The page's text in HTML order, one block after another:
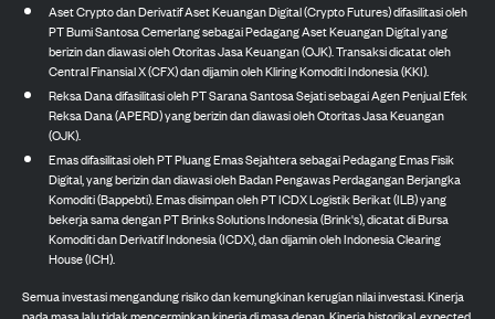
Aset Crypto dan Derivatif Aset Keuangan Digital (Crypto Futures) difasilitasi oleh
PT Bumi Santosa Cemerlang sebagai Pedagang Aset Keuangan Digital yang
berizin dan diawasi oleh Otoritas Jasa Keuangan (OJK). Transaksi dicatat oleh
Central Finansial X (CFX) dan dijamin oleh Kliring Komoditi Indonesia (KKI).
Reksa Dana difasilitasi oleh PT Sarana Santosa Sejati sebagai Agen Penjual Efek
Reksa Dana (APERD) yang berizin dan diawasi oleh Otoritas Jasa Keuangan
(OJK).
Emas difasilitasi oleh PT Pluang Emas Sejahtera sebagai Pedagang Emas Fisik
Digital, yang berizin dan diawasi oleh Badan Pengawas Perdagangan Berjangka
Komoditi (Bappebti). Emas disimpan oleh PT ICDX Logistik Berikat (ILB) yang
bekerja sama dengan PT Brinks Solutions Indonesia (Brink's), dicatat di Bursa
Komoditi dan Derivatif Indonesia (ICDX), dan dijamin oleh Indonesia Clearing
House (ICH).
Semua investasi mengandung risiko dan kemungkinan kerugian nilai investasi. Kinerja